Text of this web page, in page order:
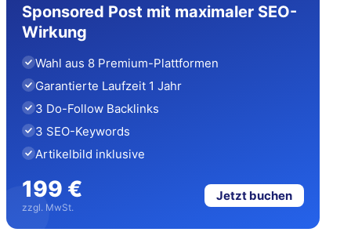
Sponsored Post mit maximaler SEO-
Wirkung
Wahl aus 8 Premium-Plattformen
Garantierte Laufzeit 1 Jahr
3 Do-Follow Backlinks
3 SEO-Keywords
Artikelbild inklusive
199 €
zzgl. MwSt.
Jetzt buchen